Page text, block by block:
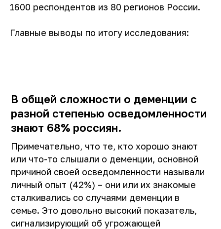
1600 респондентов из 80 регионов России.
Главные выводы по итогу исследования:
В общей сложности о деменции с
разной степенью осведомленности
знают 68% россиян.
Примечательно, что те, кто хорошо знают
или что-то слышали о деменции, основной
причиной своей осведомленности называли
личный опыт (42%) – они или их знакомые
сталкивались со случаями деменции в
семье. Это довольно высокий показатель,
сигнализирующий об угрожающей
Тест
Отчетность
О деменции
Документы и реквизиты
+7 (925) 725-38-49
2026 АНО «ДЕМЕНЦИЯ.НЕТ»